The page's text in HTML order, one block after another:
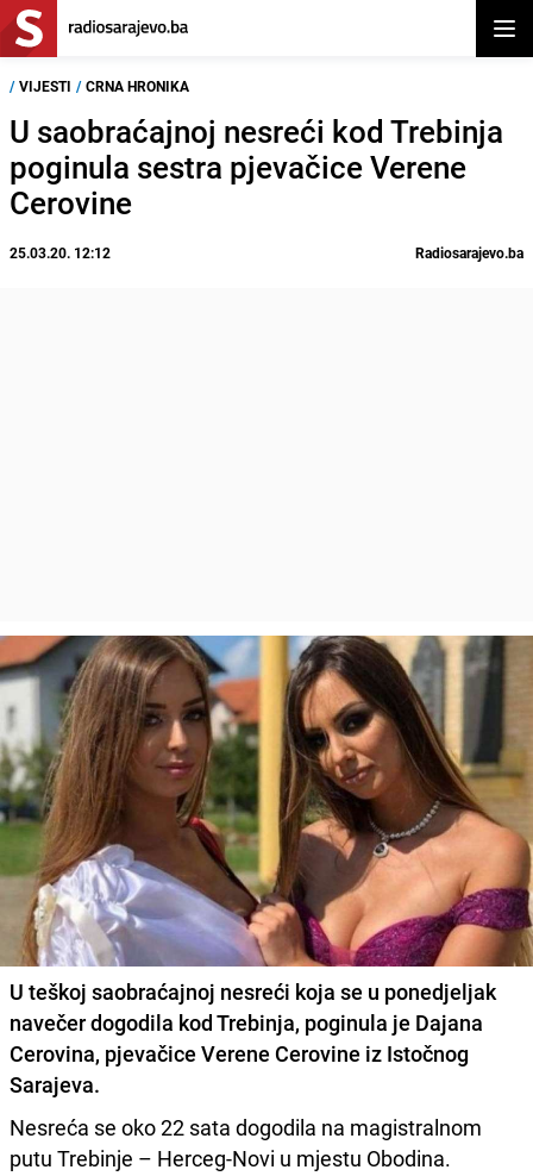
/ VIJESTI / CRNA HRONIKA
U saobraćajnoj nesreći kod Trebinja
poginula sestra pjevačice Verene
Cerovine
25.03.20. 12:12 Radiosarajevo.ba
U teškoj saobraćajnoj nesreći koja se u ponedjeljak
navečer dogodila kod Trebinja, poginula je Dajana
Cerovina, pjevačice Verene Cerovine iz Istočnog
Sarajeva.
Nesreća se oko 22 sata dogodila na magistralnom
putu Trebinje – Herceg-Novi u mjestu Obodina.